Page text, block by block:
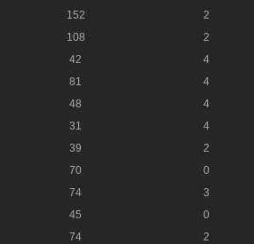
152 2
108 2
42 4
81 4
48 4
31 4
39 2
70 0
74 3
45 0
74 2